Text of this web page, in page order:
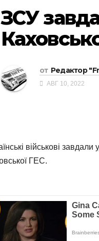
ЗСУ
от Редактор
АВГ 10, 2022
військові
ГЕС.